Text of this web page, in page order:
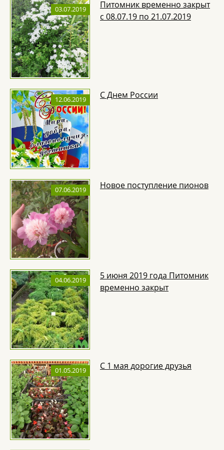
03.07.2019
Питомник временно закрыт
с 08.07.19 по 21.07.2019
12.06.2019 С Днем России
07.06.2019 Новое поступление пионов
04.06.2019
5 июня 2019 года Питомник
временно закрыт
01.05.2019 С 1 мая дорогие друзья